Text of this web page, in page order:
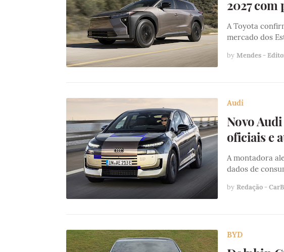
2027 com
A Toyota
mercado dos
by Mendes -
Audi
Novo
oficiais e
A montadora
dados de
by Redação -
BYD